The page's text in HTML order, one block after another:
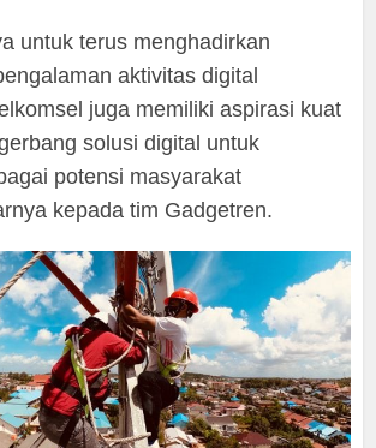
untuk terus menghadirkan
aktivitas digital
juga memiliki aspirasi kuat
solusi digital untuk
potensi masyarakat
kepada tim Gadgetren.